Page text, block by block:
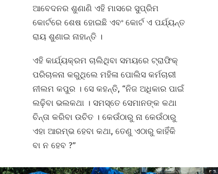
ଆବେଦନର ଶୁଣାଣି ଏହି ମାସରେ ସୁପ୍ରିମ
କୋର୍ଟରେ ଶେଷ ହୋଇଛି ଏବଂ କୋର୍ଟ ଏ ପର୍ଯ୍ୟନ୍ତ
ରାୟ ଶୁଣାଇ ନାହାନ୍ତି ।
ଏହି କାର୍ଯ୍ୟକ୍ରମ ଚାଲିଥିବା ସମୟରେ ଟ୍ରାଫିକ୍
ପରିଚାଳନା କରୁଥିଲେ ମହିଳା ପୋଲିସ କର୍ମଚାରୀ
ନୀଲମ କପୁର । ସେ କହନ୍ତି, “ନିଜ ଅଧିକାର ପାଇଁ
ଲଢ଼ିବା ଭଲକଥା । ସମସ୍ତେ ସେମାନଙ୍କ କଥା
ଚିନ୍ତା କରିବା ଉଚିତ । କେଉଁଠାରୁ ନା କେଉଁଠାରୁ
ଏହା ଆରମ୍ଭ ହେବା କଥା, ତେଣୁ ଏଠାରୁ କାହିଁକି
ବା ନ ହେବ ?”